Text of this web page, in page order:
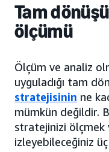
Tam
ölçümü
Ölçüm ve analiz
uyguladığı tam
stratejisinin ne
mümkün değildir.
stratejinizi ölçmek
izleyebileceğiniz